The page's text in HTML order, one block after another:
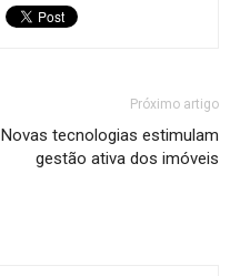
Próximo artigo
Novas tecnologias estimulam
gestão ativa dos imóveis